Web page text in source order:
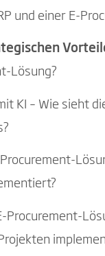
und einer E-
Lösung?
KI – Wie sieht
Procurement-
Procurement-